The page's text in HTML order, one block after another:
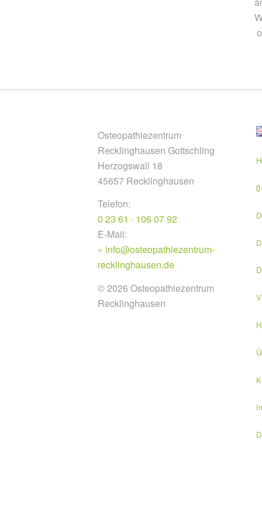
Osteopathiezentrum
Recklinghausen Gottschling
Herzogswall 18
45657 Recklinghausen
Telefon:
0 23 61 · 106 07 92
E-Mail:
info@osteopathiezentrum-
recklinghausen.de
©2026 Osteopathiezentrum
Recklinghausen